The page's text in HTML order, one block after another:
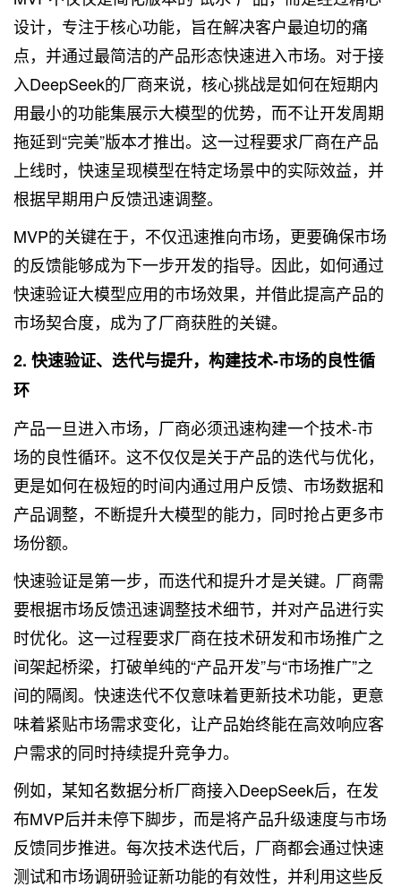
设计，专注于核心功能，旨在解决客户最迫切的痛
点，并通过最简洁的产品形态快速进入市场。对于接
入DeepSeek的厂商来说，核心挑战是如何在短期内
用最小的功能集展示大模型的优势，而不让开发周期
拖延到“完美”版本才推出。这一过程要求厂商在产品
上线时，快速呈现模型在特定场景中的实际效益，并
根据早期用户反馈迅速调整。
MVP的关键在于，不仅迅速推向市场，更要确保市场
的反馈能够成为下一步开发的指导。因此，如何通过
快速验证大模型应用的市场效果，并借此提高产品的
市场契合度，成为了厂商获胜的关键。
2. 快速验证、迭代与提升，构建技术-市场的良性循
环
产品一旦进入市场，厂商必须迅速构建一个技术-市
场的良性循环。这不仅仅是关于产品的迭代与优化，
更是如何在极短的时间内通过用户反馈、市场数据和
产品调整，不断提升大模型的能力，同时抢占更多市
场份额。
快速验证是第一步，而迭代和提升才是关键。厂商需
要根据市场反馈迅速调整技术细节，并对产品进行实
时优化。这一过程要求厂商在技术研发和市场推广之
间架起桥梁，打破单纯的“产品开发”与“市场推广”之
间的隔阂。快速迭代不仅意味着更新技术功能，更意
味着紧贴市场需求变化，让产品始终能在高效响应客
户需求的同时持续提升竞争力。
例如，某知名数据分析厂商接入DeepSeek后，在发
布MVP后并未停下脚步，而是将产品升级速度与市场
反馈同步推进。每次技术迭代后，厂商都会通过快速
测试和市场调研验证新功能的有效性，并利用这些反